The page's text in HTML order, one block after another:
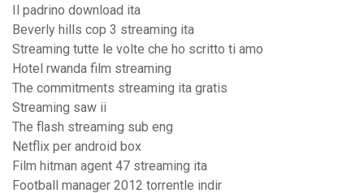
Il padrino download ita
Beverly hills cop 3 streaming ita
Streaming tutte le volte che ho scritto ti amo
Hotel rwanda film streaming
The commitments streaming ita gratis
Streaming saw ii
The flash streaming sub eng
Netflix per android box
Film hitman agent 47 streaming ita
Football manager 2012 torrentle indir